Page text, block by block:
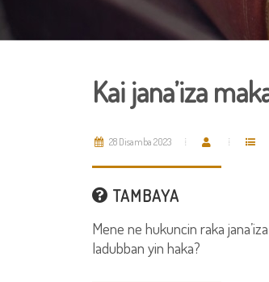
Kai jana’iza
28 Disamba 2023
TAMBAYA
Mene ne hukuncin raka
ladubban yin haka?